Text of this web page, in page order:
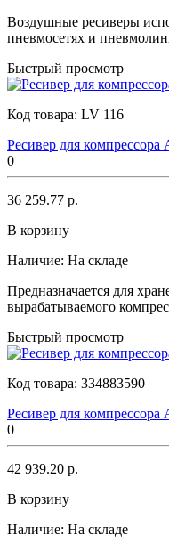
Воздушные ресиверы
пневмосетях и
Быстрый просмотр
Код товара: LV 116
Ресивер для компрессора
0
36 259.77 р.
В корзину
Наличие: На складе
Предназначается для
вырабатываемого
Быстрый просмотр
Код товара: 334883590
Ресивер для компрессора
0
42 939.20 р.
В корзину
Наличие: На складе